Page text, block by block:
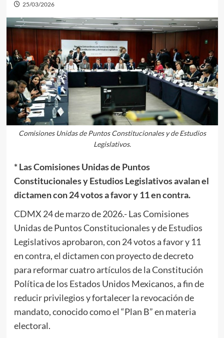
25/03/2026
Comisiones Unidas de Puntos Constitucionales y de Estudios
Legislativos.
* Las Comisiones Unidas de Puntos
Constitucionales y Estudios Legislativos avalan el
dictamen con 24 votos a favor y 11 en contra.
CDMX 24 de marzo de 2026.- Las Comisiones
Unidas de Puntos Constitucionales y de Estudios
Legislativos aprobaron, con 24 votos a favor y 11
en contra, el dictamen con proyecto de decreto
para reformar cuatro artículos de la Constitución
Política de los Estados Unidos Mexicanos, a fin de
reducir privilegios y fortalecer la revocación de
mandato, conocido como el “Plan B” en materia
electoral.